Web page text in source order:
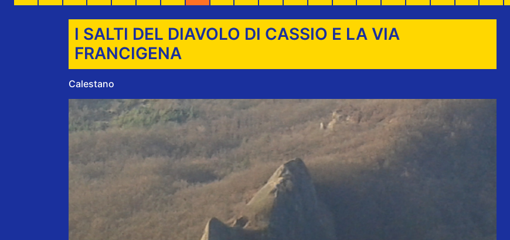
I SALTI DEL DIAVOLO DI CASSIO E LA VIA
FRANCIGENA
Calestano